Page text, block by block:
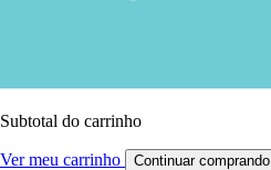
Subtotal do carrinho
Ver meu carrinho Continuar comprando